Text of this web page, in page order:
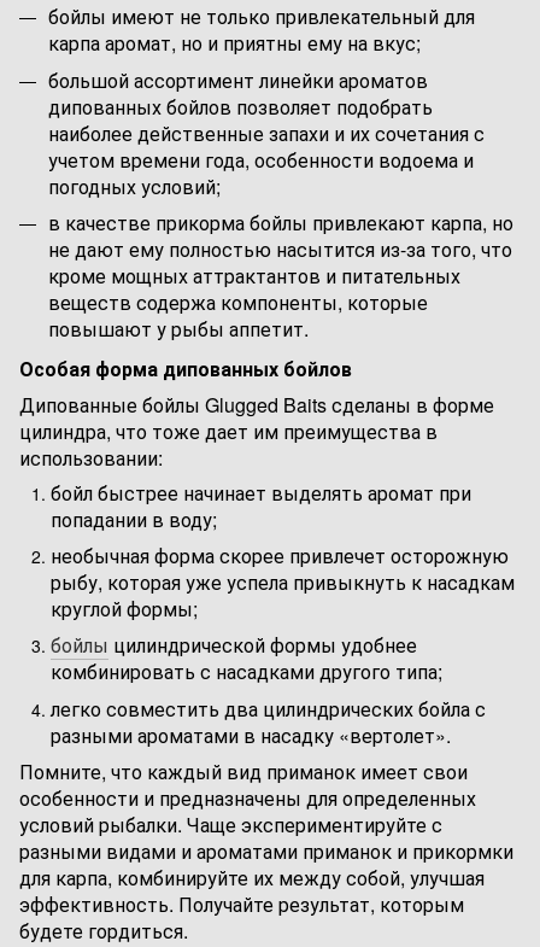
бойлы имеют не только привлекательный для
карпа аромат, но и приятны ему на вкус;
большой ассортимент линейки ароматов
дипованных бойлов позволяет подобрать
наиболее действенные запахи и их сочетания с
учетом времени года, особенности водоема и
погодных условий;
в качестве прикорма бойлы привлекают карпа, но
не дают ему полностью насытится из-за того, что
кроме мощных аттрактантов и питательных
веществ содержа компоненты, которые
повышают у рыбы аппетит.
Особая форма дипованных бойлов
Дипованные бойлы Glugged Baits сделаны в форме
цилиндра, что тоже дает им преимущества в
использовании:
бойл быстрее начинает выделять аромат при
попадании в воду;
необычная форма скорее привлечет осторожную
рыбу, которая уже успела привыкнуть к насадкам
круглой формы;
бойлы цилиндрической формы удобнее
комбинировать с насадками другого типа;
легко совместить два цилиндрических бойла с
разными ароматами в насадку «вертолет».
Помните, что каждый вид приманок имеет свои
особенности и предназначены для определенных
условий рыбалки. Чаще экспериментируйте с
разными видами и ароматами приманок и прикормки
для карпа, комбинируйте их между собой, улучшая
эффективность. Получайте результат, которым
будете гордиться.